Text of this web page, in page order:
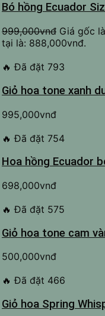
Bó hồng Ecuador
999,000vnđ Giá gốc
tại là: 888,000vnđ.
🔥 Đã đặt 793
Giỏ hoa tone xanh
995,000vnđ
🔥 Đã đặt 754
Hoa hồng Ecuador
698,000vnđ
🔥 Đã đặt 575
Giỏ hoa tone cam
500,000vnđ
🔥 Đã đặt 466
Giỏ hoa Spring